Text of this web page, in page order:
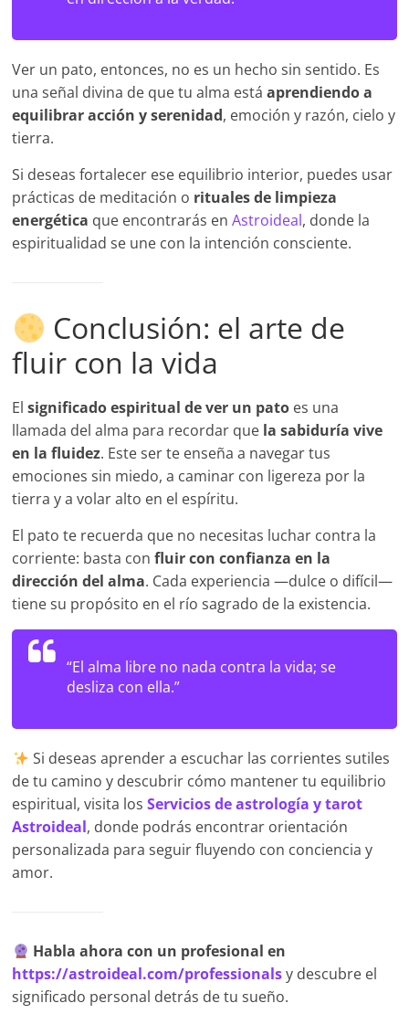
Ver un pato, entonces, no es un hecho sin sentido. Es
una señal divina de que tu alma estáaprendiendo a
equilibrar acción y serenidad, emoción y razón, cielo y
tierra.
Si deseas fortalecer ese equilibrio interior, puedes usar
prácticas de meditación o rituales de limpieza
energética que encontrarás enAstroideal, donde la
espiritualidad se une con la intención consciente.
Conclusión: el arte de
fluir con la vida
Elsignificado espiritual de ver un pato es una
llamada del alma para recordar que la sabiduría vive
en la fluidez. Este ser te enseña a navegar tus
emociones sin miedo, a caminar con ligereza por la
tierra y a volar alto en el espíritu.
El pato te recuerda que no necesitas luchar contra la
corriente: basta confluir con confianza en la
dirección del alma. Cada experiencia —dulce o difícil—
tiene su propósito en el río sagrado de la existencia.
“El alma libre no nada contra la vida; se
desliza con ella.”
Si deseas aprender a escuchar las corrientes sutiles
de tu camino y descubrir cómo mantener tu equilibrio
espiritual, visita losServicios de astrología y tarot
Astroideal, donde podrás encontrar orientación
personalizada para seguir fluyendo con conciencia y
amor.
Habla ahora con un profesional en
https://astroideal.com/professionalsy descubre el
significado personal detrás de tu sueño.